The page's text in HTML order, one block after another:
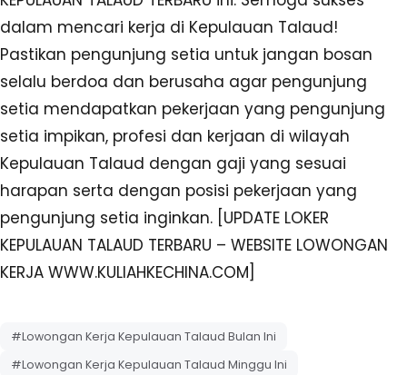
dalam mencari kerja di Kepulauan Talaud!
Pastikan pengunjung setia untuk jangan bosan
selalu berdoa dan berusaha agar pengunjung
setia mendapatkan pekerjaan yang pengunjung
setia impikan, profesi dan kerjaan di wilayah
Kepulauan Talaud dengan gaji yang sesuai
harapan serta dengan posisi pekerjaan yang
pengunjung setia inginkan. [UPDATE LOKER
KEPULAUAN TALAUD TERBARU – WEBSITE LOWONGAN
KERJA WWW.KULIAHKECHINA.COM]
#Lowongan Kerja Kepulauan Talaud Bulan Ini
#Lowongan Kerja Kepulauan Talaud Minggu Ini